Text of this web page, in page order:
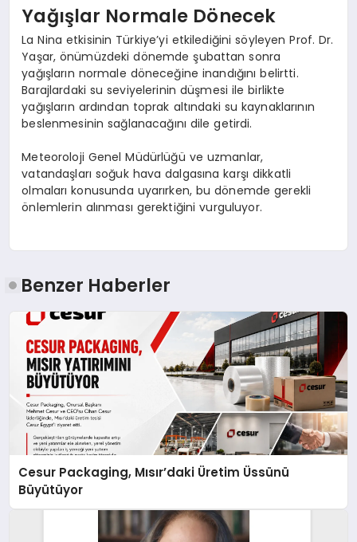
Yağışlar Normale Dönecek
La Nina etkisinin Türkiye’yi etkilediğini söyleyen Prof. Dr.
Yaşar, önümüzdeki dönemde şubattan sonra
yağışların normale döneceğine inandığını belirtti.
Barajlardaki su seviyelerinin düşmesi ile birlikte
yağışların ardından toprak altındaki su kaynaklarının
beslenmesinin sağlanacağını dile getirdi.
Meteoroloji Genel Müdürlüğü ve uzmanlar,
vatandaşları soğuk hava dalgasına karşı dikkatli
olmaları konusunda uyarırken, bu dönemde gerekli
önlemlerin alınması gerektiğini vurguluyor.
Benzer Haberler
Cesur Packaging, Mısır’daki Üretim Üssünü
Büyütüyor